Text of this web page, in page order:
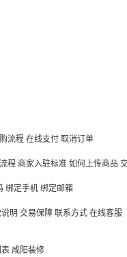
流程 在线支付 取消订单
程 商家入驻标准 如何上传商品
绑定手机 绑定邮箱
明 交易保障 联系方式 在线客服
表 咸阳装修